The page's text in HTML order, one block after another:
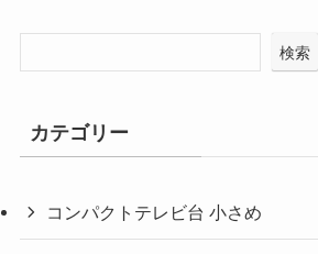
検索
カテゴリー
コンパクトテレビ台 小さめ